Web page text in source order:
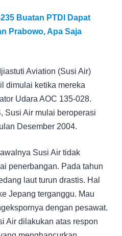
Buatan PTDI Dapat
Prabowo, Apa Saja
Aviation (Susi Air)
dimulai ketika mereka
Udara AOC 135-028.
Susi Air mulai beroperasi
Desember 2004.
Susi Air tidak
penerbangan. Pada tahun
laut turun drastis. Hal
Jepang terganggu. Mau
dengan pesawat.
Air dilakukan atas respon